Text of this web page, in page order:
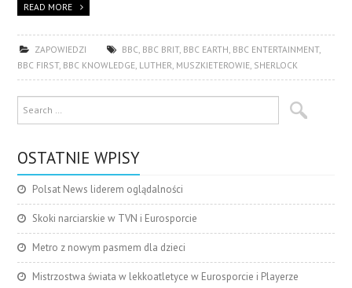
READ MORE
ZAPOWIEDZI BBC, BBC BRIT, BBC EARTH, BBC ENTERTAINMENT,
BBC FIRST, BBC KNOWLEDGE, LUTHER, MUSZKIETEROWIE, SHERLOCK
OSTATNIE WPISY
Polsat News liderem oglądalności
Skoki narciarskie w TVN i Eurosporcie
Metro z nowym pasmem dla dzieci
Mistrzostwa świata w lekkoatletyce w Eurosporcie i Playerze